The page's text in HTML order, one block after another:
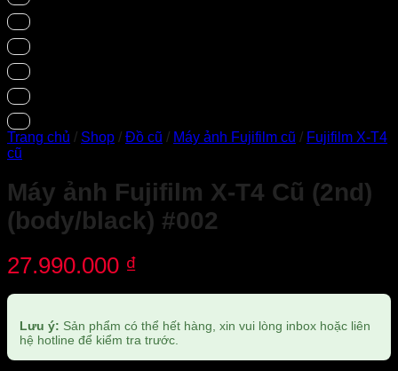
Trang chủ / Shop / Đồ cũ / Máy ảnh Fujifilm cũ / Fujifilm X-T4
cũ
Máy ảnh Fujifilm X-T4 Cũ (2nd)
(body/black) #002
27.990.000 ₫
Lưu ý: Sản phẩm có thể hết hàng, xin vui lòng inbox hoặc liên
hệ hotline để kiểm tra trước.